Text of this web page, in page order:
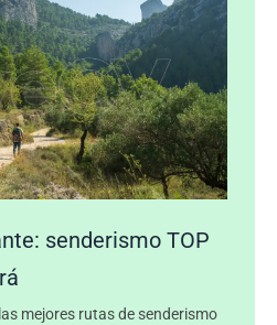
senderismo TOP
mejores rutas de senderismo